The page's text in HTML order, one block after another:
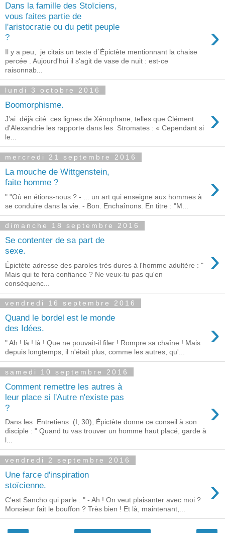
Dans la famille des Stoïciens,
vous faites partie de
l'aristocratie ou du petit peuple
?
›
Il y a peu, je citais un texte d´Épictète mentionnant la chaise
percée . Aujourd'hui il s'agit de vase de nuit : est-ce
raisonnab...
lundi 3 octobre 2016
Boomorphisme. ›
J'ai déjà cité ces lignes de Xénophane, telles que Clément
d'Alexandrie les rapporte dans les Stromates : « Cependant si
le...
mercredi 21 septembre 2016
La mouche de Wittgenstein,
faite homme ?
›
" "Où en étions-nous ? - ... un art qui enseigne aux hommes à
se conduire dans la vie. - Bon. Enchaînons. En titre : "M...
dimanche 18 septembre 2016
Se contenter de sa part de
sexe.
›
Épictète adresse des paroles très dures à l'homme adultère : "
Mais qui te fera confiance ? Ne veux-tu pas qu'en
conséquenc...
vendredi 16 septembre 2016
Quand le bordel est le monde
des Idées.
›
" Ah ! là ! là ! Que ne pouvait-il filer ! Rompre sa chaîne ! Mais
depuis longtemps, il n'était plus, comme les autres, qu'...
samedi 10 septembre 2016
Comment remettre les autres à
leur place si l'Autre n'existe pas
?
›
Dans les Entretiens (I, 30), Épictète donne ce conseil à son
disciple : " Quand tu vas trouver un homme haut placé, garde à
l...
vendredi 2 septembre 2016
Une farce d'inspiration
stoïcienne.
›
C'est Sancho qui parle : " - Ah ! On veut plaisanter avec moi ?
Monsieur fait le bouffon ? Très bien ! Et là, maintenant,...